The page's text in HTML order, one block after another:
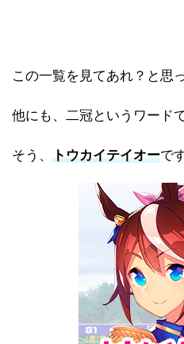
この一覧を見てあれ？と思
他にも、二冠というワード
そう、 トウカイテイオーで